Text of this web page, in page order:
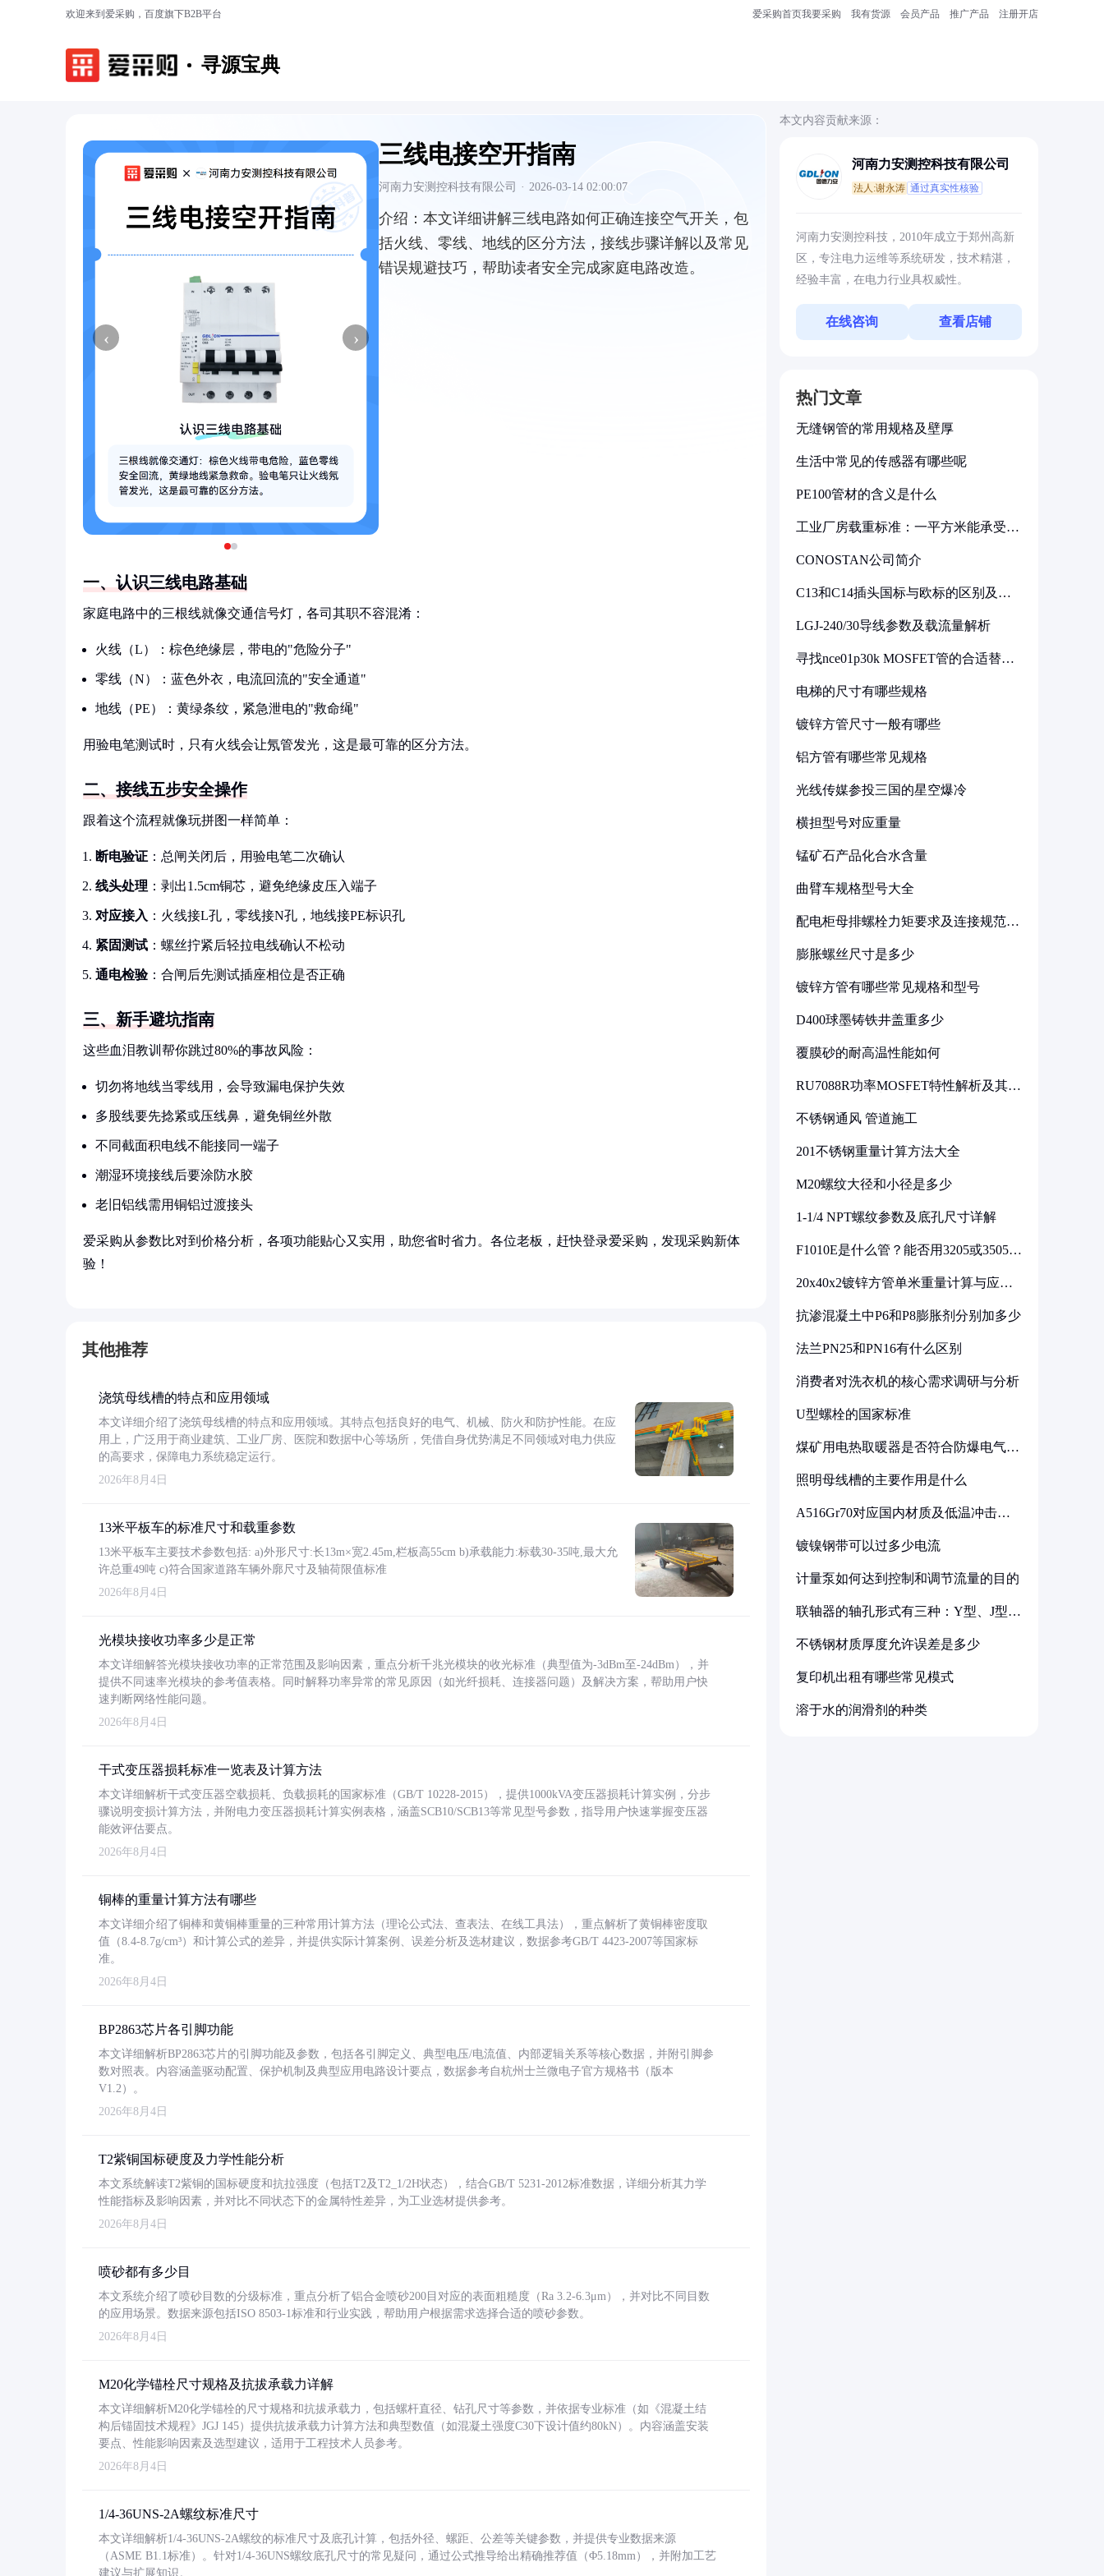
欢迎来到爱采购，百度旗下B2B平台 爱采购首页我要采购 我有货源 会员产品 推广产品 注册开店
寻源宝典
‹ ›
三线电接空开指南
河南力安测控科技有限公司 · 2026-03-14 02:00:07
介绍： 本文详细讲解三线电路如何正确连接空气开关，包
括火线、零线、地线的区分方法，接线步骤详解以及常见
错误规避技巧，帮助读者安全完成家庭电路改造。
一、认识三线电路基础
家庭电路中的三根线就像交通信号灯，各司其职不容混淆：
火线（L）：棕色绝缘层，带电的"危险分子"
零线（N）：蓝色外衣，电流回流的"安全通道"
地线（PE）：黄绿条纹，紧急泄电的"救命绳"
用验电笔测试时，只有火线会让氖管发光，这是最可靠的区分方法。
二、接线五步安全操作
跟着这个流程就像玩拼图一样简单：
断电验证 ：总闸关闭后，用验电笔二次确认
线头处理 ：剥出1.5cm铜芯，避免绝缘皮压入端子
对应接入 ：火线接L孔，零线接N孔，地线接PE标识孔
紧固测试 ：螺丝拧紧后轻拉电线确认不松动
通电检验：合闸后先测试插座相位是否正确
三、新手避坑指南
这些血泪教训帮你跳过80%的事故风险：
切勿将地线当零线用，会导致漏电保护失效
多股线要先捻紧或压线鼻，避免铜丝外散
不同截面积电线不能接同一端子
潮湿环境接线后要涂防水胶
老旧铝线需用铜铝过渡接头
爱采购从参数比对到价格分析，各项功能贴心又实用，助您省时省力。各位老板，赶快登录爱采购，发现采购新体
验！
其他推荐
浇筑母线槽的特点和应用领域
本文详细介绍了浇筑母线槽的特点和应用领域。其特点包括良好的电气、机械、防火和防护性能。在应
用上，广泛用于商业建筑、工业厂房、医院和数据中心等场所，凭借自身优势满足不同领域对电力供应
的高要求，保障电力系统稳定运行。
2026年8月4日
13米平板车的标准尺寸和载重参数
13米平板车主要技术参数包括: a)外形尺寸:长13m×宽2.45m,栏板高55cm b)承载能力:标载30-35吨,最大允
许总重49吨 c)符合国家道路车辆外廓尺寸及轴荷限值标准
2026年8月4日
光模块接收功率多少是正常
本文详细解答光模块接收功率的正常范围及影响因素，重点分析千兆光模块的收光标准（典型值为-3dBm至-24dBm），并
提供不同速率光模块的参考值表格。同时解释功率异常的常见原因（如光纤损耗、连接器问题）及解决方案，帮助用户快
速判断网络性能问题。
2026年8月4日
干式变压器损耗标准一览表及计算方法
本文详细解析干式变压器空载损耗、负载损耗的国家标准（GB/T 10228-2015），提供1000kVA变压器损耗计算实例，分步
骤说明变损计算方法，并附电力变压器损耗计算实例表格，涵盖SCB10/SCB13等常见型号参数，指导用户快速掌握变压器
能效评估要点。
2026年8月4日
铜棒的重量计算方法有哪些
本文详细介绍了铜棒和黄铜棒重量的三种常用计算方法（理论公式法、查表法、在线工具法），重点解析了黄铜棒密度取
值（8.4-8.7g/cm³）和计算公式的差异，并提供实际计算案例、误差分析及选材建议，数据参考GB/T 4423-2007等国家标
准。
2026年8月4日
BP2863芯片各引脚功能
本文详细解析BP2863芯片的引脚功能及参数，包括各引脚定义、典型电压/电流值、内部逻辑关系等核心数据，并附引脚参
数对照表。内容涵盖驱动配置、保护机制及典型应用电路设计要点，数据参考自杭州士兰微电子官方规格书（版本
V1.2）。
2026年8月4日
T2紫铜国标硬度及力学性能分析
本文系统解读T2紫铜的国标硬度和抗拉强度（包括T2及T2_1/2H状态），结合GB/T 5231-2012标准数据，详细分析其力学
性能指标及影响因素，并对比不同状态下的金属特性差异，为工业选材提供参考。
2026年8月4日
喷砂都有多少目
本文系统介绍了喷砂目数的分级标准，重点分析了铝合金喷砂200目对应的表面粗糙度（Ra 3.2-6.3μm），并对比不同目数
的应用场景。数据来源包括ISO 8503-1标准和行业实践，帮助用户根据需求选择合适的喷砂参数。
2026年8月4日
M20化学锚栓尺寸规格及抗拔承载力详解
本文详细解析M20化学锚栓的尺寸规格和抗拔承载力，包括螺杆直径、钻孔尺寸等参数，并依据专业标准（如《混凝土结
构后锚固技术规程》JGJ 145）提供抗拔承载力计算方法和典型数值（如混凝土强度C30下设计值约80kN）。内容涵盖安装
要点、性能影响因素及选型建议，适用于工程技术人员参考。
2026年8月4日
1/4-36UNS-2A螺纹标准尺寸
本文详细解析1/4-36UNS-2A螺纹的标准尺寸及底孔计算，包括外径、螺距、公差等关键参数，并提供专业数据来源
（ASME B1.1标准）。针对1/4-36UNS螺纹底孔尺寸的常见疑问，通过公式推导给出精确推荐值（Φ5.18mm），并附加工艺
建议与扩展知识。
本文内容贡献来源：
河南力安测控科技有限公司
法人:谢永涛 通过真实性核验
河南力安测控科技，2010年成立于郑州高新
区，专注电力运维等系统研发，技术精湛，
经验丰富，在电力行业具权威性。
在线咨询 查看店铺
热门文章
无缝钢管的常用规格及壁厚
生活中常见的传感器有哪些呢
PE100管材的含义是什么
工业厂房载重标准：一平方米能承受多
CONOSTAN公司简介
C13和C14插头国标与欧标的区别及其
LGJ-240/30导线参数及载流量解析
寻找nce01p30k MOSFET管的合适替代
电梯的尺寸有哪些规格
镀锌方管尺寸一般有哪些
铝方管有哪些常见规格
光线传媒参投三国的星空爆冷
横担型号对应重量
锰矿石产品化合水含量
曲臂车规格型号大全
配电柜母排螺栓力矩要求及连接规范详
膨胀螺丝尺寸是多少
镀锌方管有哪些常见规格和型号
D400球墨铸铁井盖重多少
覆膜砂的耐高温性能如何
RU7088R功率MOSFET特性解析及其在
不锈钢通风 管道施工
201不锈钢重量计算方法大全
M20螺纹大径和小径是多少
1-1/4 NPT螺纹参数及底孔尺寸详解
F1010E是什么管？能否用3205或3505代
20x40x2镀锌方管单米重量计算与应用
抗渗混凝土中P6和P8膨胀剂分别加多少
法兰PN25和PN16有什么区别
消费者对洗衣机的核心需求调研与分析
U型螺栓的国家标准
煤矿用电热取暖器是否符合防爆电气设
照明母线槽的主要作用是什么
A516Gr70对应国内材质及低温冲击要
镀镍钢带可以过多少电流
计量泵如何达到控制和调节流量的目的
联轴器的轴孔形式有三种：Y型、J型、
不锈钢材质厚度允许误差是多少
复印机出租有哪些常见模式
溶于水的润滑剂的种类